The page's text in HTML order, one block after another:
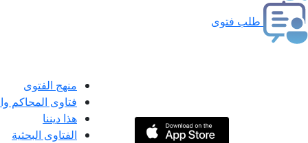
طلب فتوى
منهج الفتوى
فتاوى المحاكم
هذا ديننا
الفتاوى البحثية